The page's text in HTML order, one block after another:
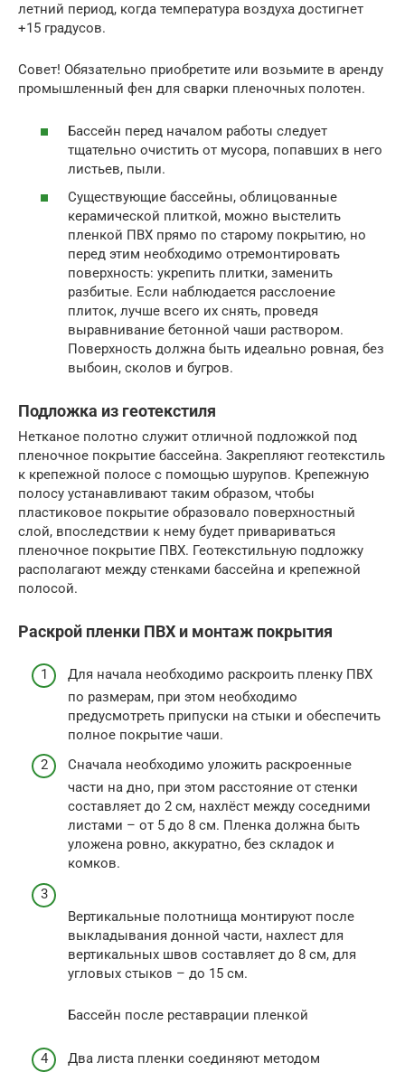
летний период, когда температура воздуха достигнет
+15 градусов.
Совет! Обязательно приобретите или возьмите в аренду
промышленный фен для сварки пленочных полотен.
Бассейн перед началом работы следует
тщательно очистить от мусора, попавших в него
листьев, пыли.
Существующие бассейны, облицованные
керамической плиткой, можно выстелить
пленкой ПВХ прямо по старому покрытию, но
перед этим необходимо отремонтировать
поверхность: укрепить плитки, заменить
разбитые. Если наблюдается расслоение
плиток, лучше всего их снять, проведя
выравнивание бетонной чаши раствором.
Поверхность должна быть идеально ровная, без
выбоин, сколов и бугров.
Подложка из геотекстиля
Нетканое полотно служит отличной подложкой под
пленочное покрытие бассейна. Закрепляют геотекстиль
к крепежной полосе с помощью шурупов. Крепежную
полосу устанавливают таким образом, чтобы
пластиковое покрытие образовало поверхностный
слой, впоследствии к нему будет привариваться
пленочное покрытие ПВХ. Геотекстильную подложку
располагают между стенками бассейна и крепежной
полосой.
Раскрой пленки ПВХ и монтаж покрытия
Для начала необходимо раскроить пленку ПВХ
по размерам, при этом необходимо
предусмотреть припуски на стыки и обеспечить
полное покрытие чаши.
Сначала необходимо уложить раскроенные
части на дно, при этом расстояние от стенки
составляет до 2 см, нахлёст между соседними
листами – от 5 до 8 см. Пленка должна быть
уложена ровно, аккуратно, без складок и
комков.
Вертикальные полотнища монтируют после
выкладывания донной части, нахлест для
вертикальных швов составляет до 8 см, для
угловых стыков – до 15 см.
Бассейн после реставрации пленкой
Два листа пленки соединяют методом